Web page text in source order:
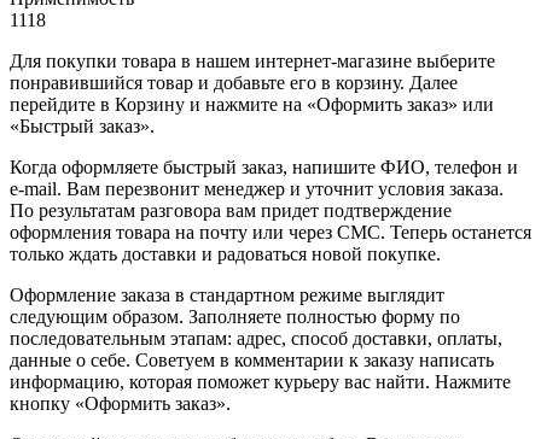
1118
Для покупки товара в нашем интернет-магазине выберите
понравившийся товар и добавьте его в корзину. Далее
перейдите в Корзину и нажмите на «Оформить заказ» или
«Быстрый заказ».
Когда оформляете быстрый заказ, напишите ФИО, телефон и
e-mail. Вам перезвонит менеджер и уточнит условия заказа.
По результатам разговора вам придет подтверждение
оформления товара на почту или через СМС. Теперь останется
только ждать доставки и радоваться новой покупке.
Оформление заказа в стандартном режиме выглядит
следующим образом. Заполняете полностью форму по
последовательным этапам: адрес, способ доставки, оплаты,
данные о себе. Советуем в комментарии к заказу написать
информацию, которая поможет курьеру вас найти. Нажмите
кнопку «Оформить заказ».